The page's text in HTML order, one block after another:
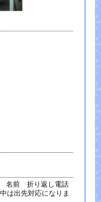
)
名前 折り返し電話
は出先対応になりま